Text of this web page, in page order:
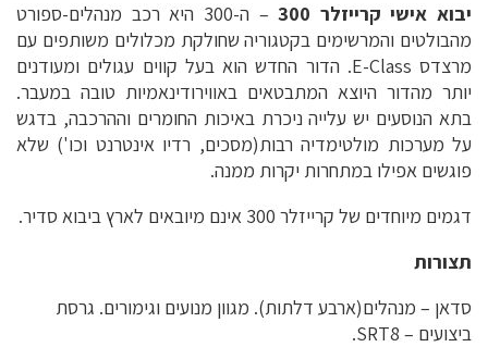
יבוא אישי קרייזלר 300
– ה-300 היא רכב מנהלים-ספורט
מהבולטים והמרשימים בקטגוריה שחולקת מכלולים משותפים עם
מרצדס E-Class. הדור החדש הוא בעל קווים עגולים ומעודנים
יותר מהדור היוצא המתבטאים באווירודינאמיות טובה במעבר.
בתא הנוסעים יש עלייה ניכרת באיכות החומרים וההרכבה, בדגש
על מערכות מולטימדיה רבות(מסכים, רדיו אינטרנט וכו') שלא
פוגשים אפילו במתחרות יקרות ממנה.
דגמים מיוחדים של קרייזלר 300 אינם מיובאים לארץ ביבוא סדיר.
תצורות
סדאן – מנהלים(ארבע דלתות). מגוון מנועים וגימורים. גרסת
ביצועים – SRT8.